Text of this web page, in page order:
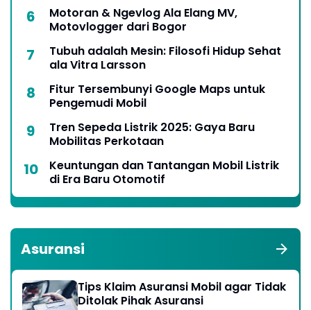
Motoran & Ngevlog Ala Elang MV,
Motovlogger dari Bogor
Tubuh adalah Mesin: Filosofi Hidup Sehat
ala Vitra Larsson
Fitur Tersembunyi Google Maps untuk
Pengemudi Mobil
Tren Sepeda Listrik 2025: Gaya Baru
Mobilitas Perkotaan
Keuntungan dan Tantangan Mobil Listrik
di Era Baru Otomotif
Asuransi
Tips Klaim Asuransi Mobil agar Tidak
Ditolak Pihak Asuransi